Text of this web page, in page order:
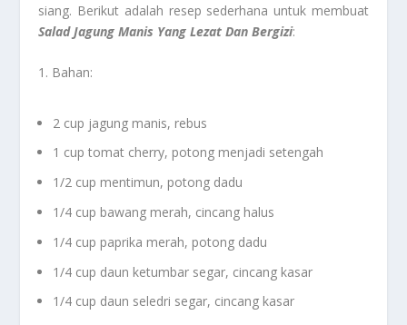
siang. Berikut adalah resep sederhana untuk membuat
Salad Jagung Manis Yang Lezat Dan Bergizi:
1. Bahan:
2 cup jagung manis, rebus
1 cup tomat cherry, potong menjadi setengah
1/2 cup mentimun, potong dadu
1/4 cup bawang merah, cincang halus
1/4 cup paprika merah, potong dadu
1/4 cup daun ketumbar segar, cincang kasar
1/4 cup daun seledri segar, cincang kasar